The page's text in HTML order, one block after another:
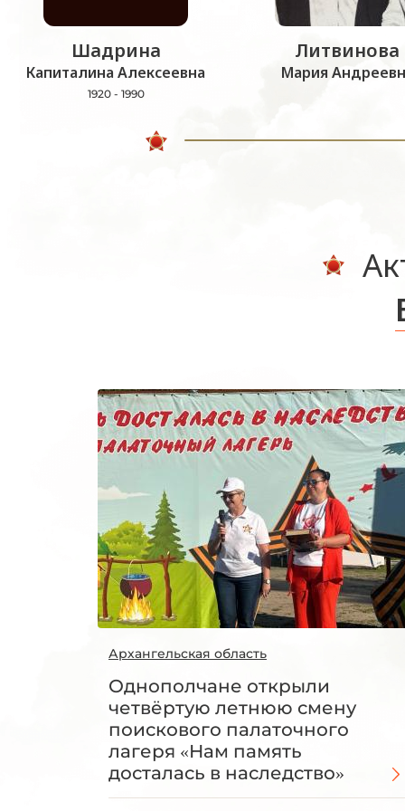
Шадрина
Капиталина Алексеевна
1920 - 1990
Литвинова
Мария
Архангельская область
Однополчане открыли
четвёртую летнюю смену
поискового палаточного
лагеря «Нам память
досталась в наследство»